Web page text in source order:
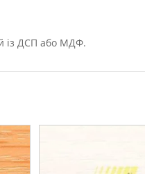
із ДСП або МДФ.